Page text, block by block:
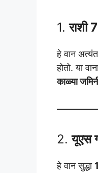
1.राशी
हे वान
होतो. या
काळ्या
2.यूएस
हे वान सुद्धा